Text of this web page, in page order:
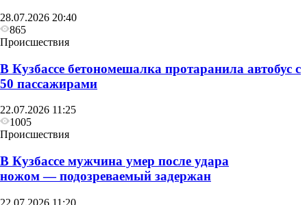
28.07.2026 20:40
865
Происшествия
В Кузбассе бетономешалка протаранила автобус с
50 пассажирами
22.07.2026 11:25
1005
Происшествия
В Кузбассе мужчина умер после удара
ножом — подозреваемый задержан
22.07.2026 11:20